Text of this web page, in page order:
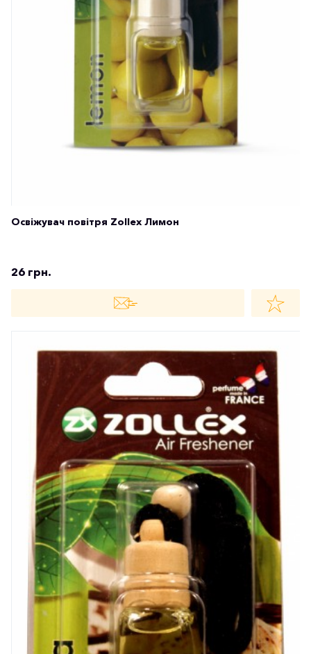
Освіжувач повітря Zollex Лимон
26 грн.